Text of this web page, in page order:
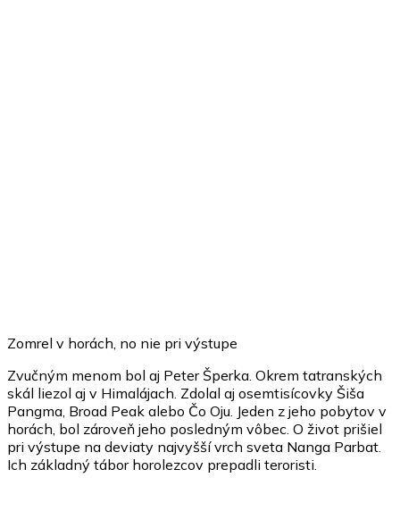
Zomrel v horách, no nie pri výstupe
Zvučným menom bol aj Peter Šperka. Okrem tatranských
skál liezol aj v Himalájach. Zdolal aj osemtisícovky Šiša
Pangma, Broad Peak alebo Čo Oju. Jeden z jeho pobytov v
horách, bol zároveň jeho posledným vôbec. O život prišiel
pri výstupe na deviaty najvyšší vrch sveta Nanga Parbat.
Ich základný tábor horolezcov prepadli teroristi.